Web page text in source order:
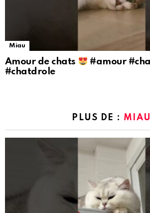
Miau
Amour de chats
#amour
#chatdrole
PLUS DE : MIAU